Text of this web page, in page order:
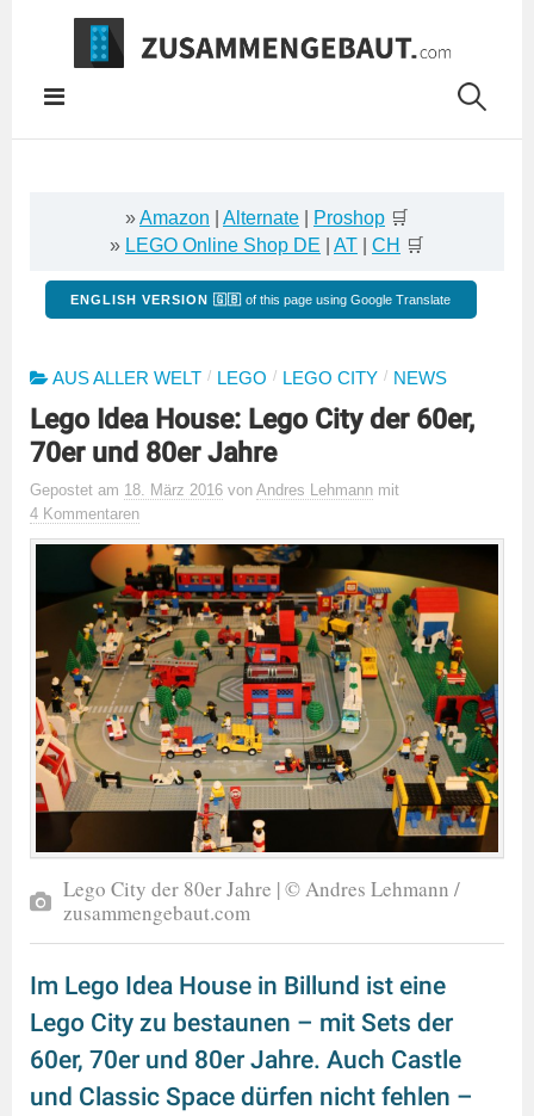
Springe
Inhalt
»Amazon Alternate Proshop 🛒
» LEGO Online Shop DE AT CH 🛒
ENGLISH VERSION 🇬🇧 of this page using Google Translate
AUS ALLER WELT / LEGO / LEGO CITY / NEWS
Lego Idea House: Lego City der 60er,
70er und 80er Jahre
Gepostet am 18. März 2016 von Andres Lehmann mit
4 Kommentaren
Lego City der 80er Jahre | © Andres Lehmann /
zusammengebaut.com
Im Lego Idea House in Billund ist eine
Lego City zu bestaunen – mit Sets der
60er, 70er und 80er Jahre. Auch Castle
und Classic Space dürfen nicht fehlen –